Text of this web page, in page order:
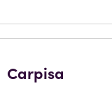
Carpisa